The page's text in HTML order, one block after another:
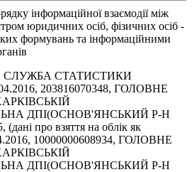
інформаційної взаємодії між
юридичних осіб, фізичних осіб -
формувань та інформаційними
СЛУЖБА СТАТИСТИКИ
203816070348, ГОЛОВНЕ
ДПІ(ОСНОВ'ЯНСЬКИЙ Р-Н
про взяття на облік як
10000000608934, ГОЛОВНЕ
ДПІ(ОСНОВ'ЯНСЬКИЙ Р-Н